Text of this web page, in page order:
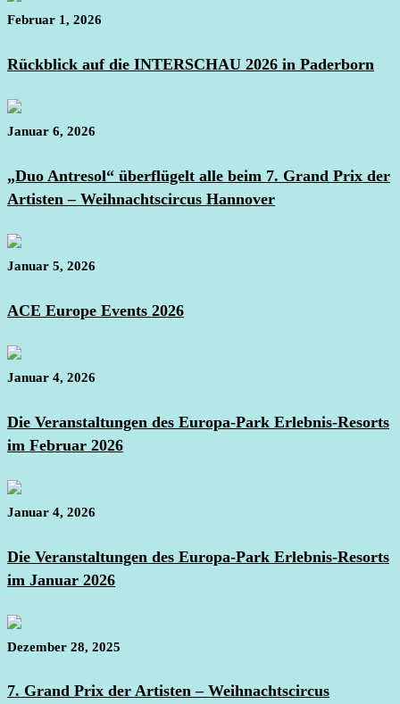
Februar 1, 2026
Rückblick auf die INTERSCHAU 2026 in Paderborn
Januar 6, 2026
„Duo Antresol“ überflügelt alle beim 7. Grand Prix der
Artisten – Weihnachtscircus Hannover
Januar 5, 2026
ACE Europe Events 2026
Januar 4, 2026
Die Veranstaltungen des Europa-Park Erlebnis-Resorts
im Februar 2026
Januar 4, 2026
Die Veranstaltungen des Europa-Park Erlebnis-Resorts
im Januar 2026
Dezember 28, 2025
7. Grand Prix der Artisten – Weihnachtscircus